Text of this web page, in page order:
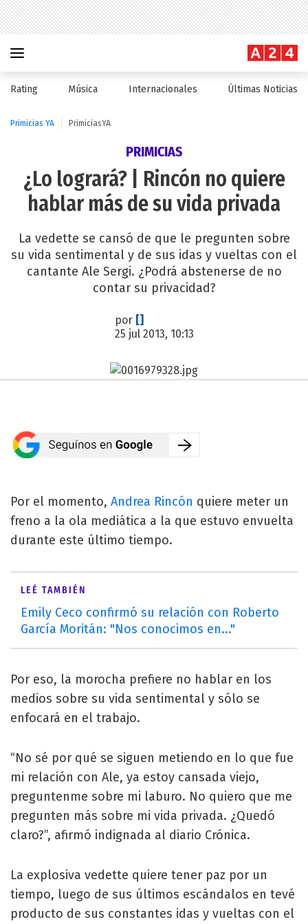
Rating Música Internacionales Últimas Noticias
Primicias YA PrimiciasYA
PRIMICIAS
¿Lo logrará? | Rincón no quiere
hablar más de su vida privada
La vedette se cansó de que le pregunten sobre
su vida sentimental y de sus idas y vueltas con el
cantante Ale Sergi. ¿Podrá abstenerse de no
contar su privacidad?
por []
25 jul 2013, 10:13
Por el momento, Andrea Rincón quiere meter un
freno a la ola mediática a la que estuvo envuelta
durante este último tiempo.
LEÉ TAMBIÉN
Emily Ceco confirmó su relación con Roberto
García Moritán: "Nos conocimos en..."
Por eso, la morocha prefiere no hablar en los
medios sobre su vida sentimental y sólo se
enfocará en el trabajo.
“No sé por qué se siguen metiendo en lo que fue
mi relación con Ale, ya estoy cansada viejo,
preguntenme sobre mi laburo. No quiero que me
pregunten más sobre mi vida privada. ¿Quedó
claro?”, afirmó indignada al diario Crónica.
La explosiva vedette quiere tener paz por un
tiempo, luego de sus últimos escándalos en tevé
producto de sus constantes idas y vueltas con el